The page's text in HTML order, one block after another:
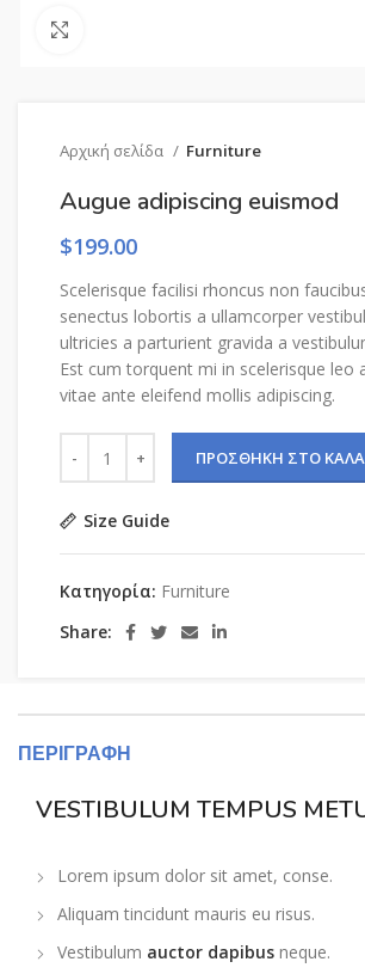
Αρχική σελίδα Furniture
Augue adipiscing euismod
$199.00
Scelerisque facilisi rhoncus non
senectus lobortis a ullamcorper
ultricies a parturient gravida a
Est cum torquent mi in scelerisque leo
vitae ante eleifend mollis adipiscing.
ΠΡΟΣΘΉΚΗ ΣΤΟ
Size Guide
Κατηγορία: Furniture
Share:
ΠΕΡΙΓΡΑΦΉ
VESTIBULUM TEMPUS
Lorem ipsum dolor sit amet, conse.
Aliquam tincidunt mauris eu risus.
Vestibulum auctor dapibus neque.